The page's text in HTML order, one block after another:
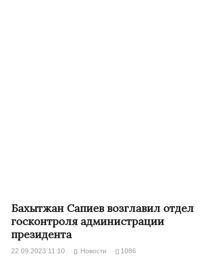
Бахытжан Сапиев возглавил отдел
госконтроля администрации
президента
22.09.2023 11:10 Новости 1086